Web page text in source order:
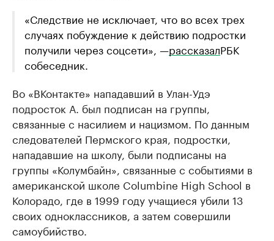
«Следствие не исключает, что во всех трех
случаях побуждение к действию подростки
получили через соцсети», —рассказалРБК
собеседник.
Во «ВКонтакте» нападавший в Улан-Удэ
подросток А. был подписан на группы,
связанные с насилием и нацизмом. По данным
следователей Пермского края, подростки,
нападавшие на школу, были подписаны на
группы «Колумбайн», связанные с событиями в
американской школе Columbine High School в
Колорадо, где в 1999 году учащиеся убили 13
своих одноклассников, а затем совершили
самоубийство.